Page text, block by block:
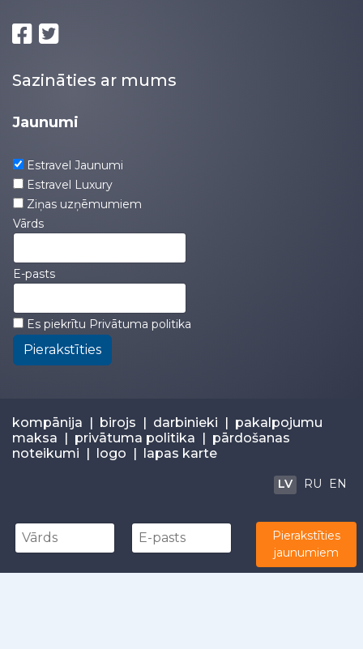
Pierakstīties
jaunumiem
Sazināties ar mums
Jaunumi
Estravel Jaunumi
Estravel Luxury
Ziņas uzņēmumiem
Vārds
E-pasts
Es piekrītu Privātuma politika
Pierakstīties
kompānija | birojs | darbinieki | pakalpojumu
maksa | privātuma politika | pārdošanas
noteikumi | logo | lapas karte
LV RU EN
© 2026Estravel+371 67283300 |info@estravel.lv
Independently owned and operated by Estravel Latvia